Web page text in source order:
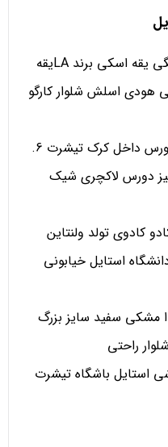
مانتو کبریتی کتان چهار خانه ابرنگی یقه اسکی برند LAیقه
اسلش شلوار کارگو
داخل کرک تیشرت 6.
دورس لاکچری شیک
کادوی تولد ولنتاین
استایل خیابونی
مشکی سفید سایز بزرگ
راحتی
استایل باشگاه تیشرت